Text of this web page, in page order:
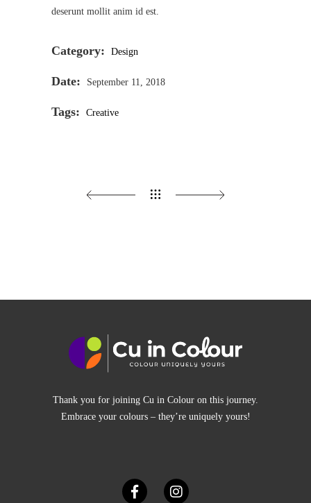
deserunt mollit anim id est.
Category: Design
Date: September 11, 2018
Tags: Creative
Thank you for joining Cu in Colour on this journey.
Embrace your colours – they’re uniquely yours!